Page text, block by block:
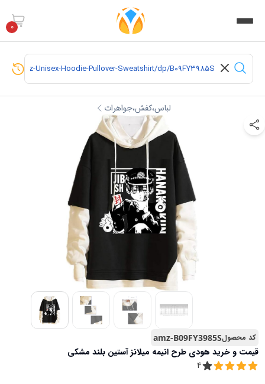
0
لباس،کفش،جواهرات
کد محصولamz-B09FY3985S
قیمت و خرید هودی طرح انیمه میلانز آستین بلند مشکی
4